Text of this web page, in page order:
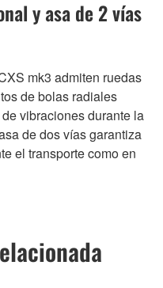
y asa de 2 vías
mk3 admiten ruedas
de bolas radiales
vibraciones durante la
de dos vías garantiza
el transporte como en